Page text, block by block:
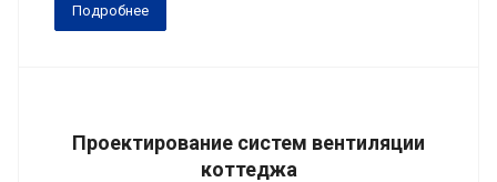
Подробнее
Проектирование систем вентиляции
коттеджа